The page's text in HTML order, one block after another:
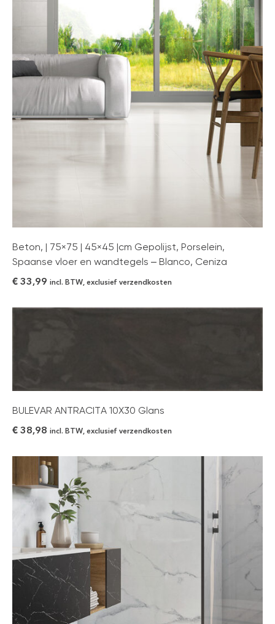
Beton, | 75×75 | 45×45 |cm Gepolijst, Porselein,
Spaanse vloer en wandtegels – Blanco, Ceniza
€ 33,99 incl. BTW, exclusief verzendkosten
BULEVAR ANTRACITA 10X30 Glans
€ 38,98 incl. BTW, exclusief verzendkosten